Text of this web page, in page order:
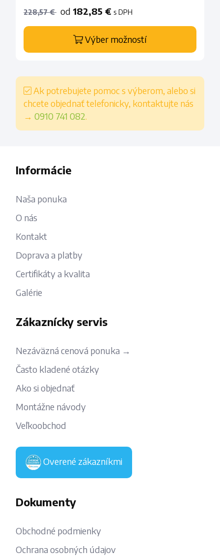
228,57 € od 182,85 € s DPH
Výber možností
Ak potrebujete pomoc s výberom, alebo si
chcete objednať telefonicky, kontaktujte nás
→ 0910 741 082.
Informácie
Naša ponuka
O nás
Kontakt
Doprava a platby
Certifikáty a kvalita
Galérie
Zákaznícky servis
Nezáväzná cenová ponuka →
Často kladené otázky
Ako si objednať
Montážne návody
Veľkoobchod
Overené zákazníkmi
Dokumenty
Obchodné podmienky
Ochrana osobných údajov